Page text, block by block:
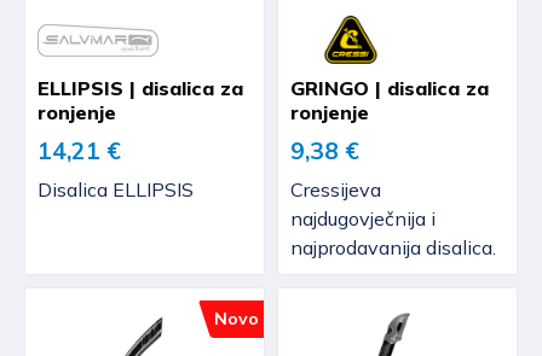
ELLIPSIS | disalica za
ronjenje
14,21 €
Disalica ELLIPSIS
GRINGO | disalica za
ronjenje
9,38 €
Cressijeva
najdugovječnija i
najprodavanija disalica.
Novo